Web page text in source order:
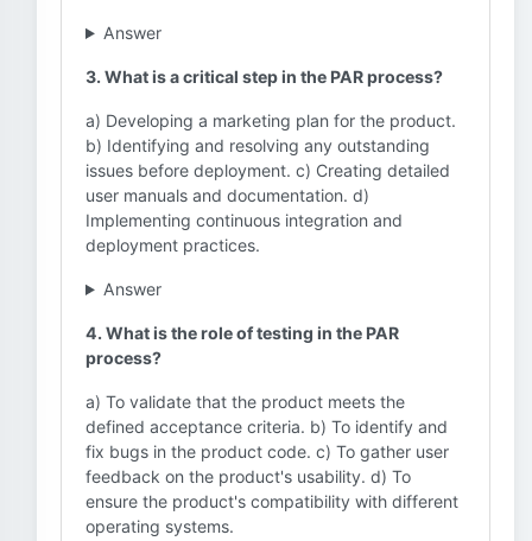
Answer
3. What is a critical step in the PAR process?
a) Developing a marketing plan for the product.
b) Identifying and resolving any outstanding
issues before deployment. c) Creating detailed
user manuals and documentation. d)
Implementing continuous integration and
deployment practices.
Answer
4. What is the role of testing in the PAR
process?
a) To validate that the product meets the
defined acceptance criteria. b) To identify and
fix bugs in the product code. c) To gather user
feedback on the product's usability. d) To
ensure the product's compatibility with different
operating systems.